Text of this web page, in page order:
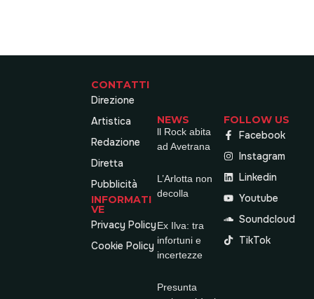
CONTATTI
Direzione
Artistica
Redazione
Diretta
Pubblicità
INFORMATI
VE
Privacy Policy
Cookie Policy
NEWS
ll Rock abita
ad Avetrana
L’Arlotta non
decolla
Ex Ilva: tra
infortuni e
incertezze
Presunta
FOLLOW US
Facebook
Instagram
Linkedin
Youtube
Soundcloud
TikTok